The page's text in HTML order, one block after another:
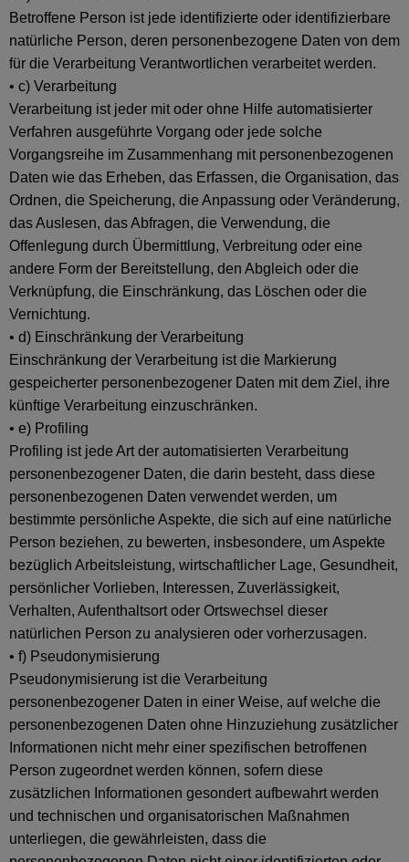
Betroffene Person ist jede identifizierte oder identifizierbare
natürliche Person, deren personenbezogene Daten von dem
für die Verarbeitung Verantwortlichen verarbeitet werden.
• c) Verarbeitung
Verarbeitung ist jeder mit oder ohne Hilfe automatisierter
Verfahren ausgeführte Vorgang oder jede solche
Vorgangsreihe im Zusammenhang mit personenbezogenen
Daten wie das Erheben, das Erfassen, die Organisation, das
Ordnen, die Speicherung, die Anpassung oder Veränderung,
das Auslesen, das Abfragen, die Verwendung, die
Offenlegung durch Übermittlung, Verbreitung oder eine
andere Form der Bereitstellung, den Abgleich oder die
Verknüpfung, die Einschränkung, das Löschen oder die
Vernichtung.
• d) Einschränkung der Verarbeitung
Einschränkung der Verarbeitung ist die Markierung
gespeicherter personenbezogener Daten mit dem Ziel, ihre
künftige Verarbeitung einzuschränken.
• e) Profiling
Profiling ist jede Art der automatisierten Verarbeitung
personenbezogener Daten, die darin besteht, dass diese
personenbezogenen Daten verwendet werden, um
bestimmte persönliche Aspekte, die sich auf eine natürliche
Person beziehen, zu bewerten, insbesondere, um Aspekte
bezüglich Arbeitsleistung, wirtschaftlicher Lage, Gesundheit,
persönlicher Vorlieben, Interessen, Zuverlässigkeit,
Verhalten, Aufenthaltsort oder Ortswechsel dieser
natürlichen Person zu analysieren oder vorherzusagen.
• f) Pseudonymisierung
Pseudonymisierung ist die Verarbeitung
personenbezogener Daten in einer Weise, auf welche die
personenbezogenen Daten ohne Hinzuziehung zusätzlicher
Informationen nicht mehr einer spezifischen betroffenen
Person zugeordnet werden können, sofern diese
zusätzlichen Informationen gesondert aufbewahrt werden
und technischen und organisatorischen Maßnahmen
unterliegen, die gewährleisten, dass die